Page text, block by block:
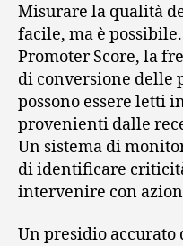
Misurare la qualità
facile, ma è
Promoter Score, la
di conversione delle
possono essere letti
provenienti dalle
Un sistema di
di identificare
intervenire con
Un presidio accurato